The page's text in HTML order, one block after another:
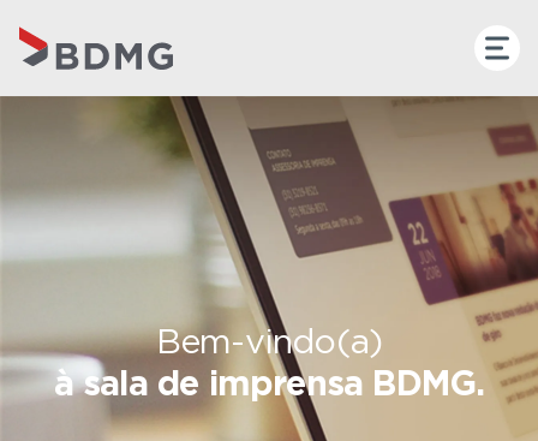
Bem-vindo(a)
à sala de imprensa BDMG.